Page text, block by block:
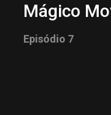
Mágico
Episódio 7